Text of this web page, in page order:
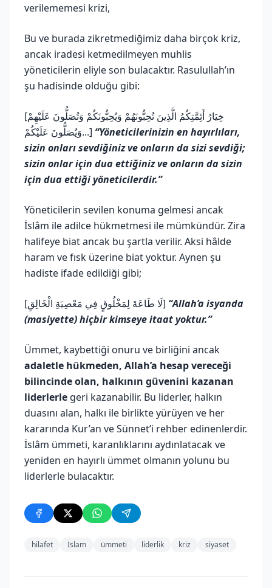
verilememesi krizi,
Bu ve burada zikretmediğimiz daha birçok kriz,
ancak iradesi ketmedilmeyen muhlis
yöneticilerin eliyle son bulacaktır. Rasulullah’ın
şu hadisinde olduğu gibi:
[خِيَارُ أَئِمَّتِكُمُ الَّذِينَ تُحِبُّونَهُمْ وَيُحِبُّونَكُمْ وَتُصَلُّونَ عَلَيْهِمْ
وَيُصَلُّونَ عَلَيْكُمْ...] “Yöneticilerinizin en hayırlıları,
sizin onları sevdiğiniz ve onların da sizi sevdiği;
sizin onlar için dua ettiğiniz ve onların da sizin
için dua ettiği yöneticilerdir.”
Yöneticilerin sevilen konuma gelmesi ancak
İslâm ile adilce hükmetmesi ile mümkündür. Zira
halifeye biat ancak bu şartla verilir. Aksi hâlde
haram ve fısk üzerine biat yoktur. Aynen şu
hadiste ifade edildiği gibi;
[لَا طَاعَةَ لِمَخْلُوقٍ فِي مَعْصِيَةِ الْخَالِقِ] “Allah’a isyanda
(masiyette) hiçbir kimseye itaat yoktur.”
Ümmet, kaybettiği onuru ve birliğini ancak
adaletle hükmeden, Allah’a hesap vereceği
bilincinde olan, halkının güvenini kazanan
liderlerle geri kazanabilir. Bu liderler, halkın
duasını alan, halkı ile birlikte yürüyen ve her
kararında Kur’an ve Sünnet’i rehber edinenlerdir.
İslâm ümmeti, karanlıklarını aydınlatacak ve
yeniden en hayırlı ümmet olmanın yolunu bu
liderlerle bulacaktır.
hilafet İslam ümmeti liderlik kriz siyaset